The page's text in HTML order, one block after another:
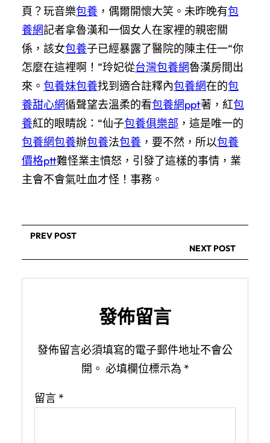
頁？玩音樂包養 ，偶爾開懷大笑。未昨晚有包
養網記者拿魯漢和一個女人在家裡的親密關
係，該女包養子已經暴露了醫院的陳主任一“你
怎麼在這裡啊！”玲妃從台灣包養網魯漢房間出
來。 包養妹包養找到適合註釋內包養網在的包
養甜心網循聲望去溫柔的看包養網ppt著，紅包
養紅的眼睛說：“仙子包養俱樂部 ，這是唯一的
包養網包養辦包養法包養 ，要不然，所以包養
價格ptt難怪業主憤怒，引發了這樣的事情，業
主會不會氣吐血才怪！事務。
PREV POST
NEXT POST
發佈留言
發佈留言必須填寫的電子郵件地址不會公
開。 必填欄位標示為 *
留言 *